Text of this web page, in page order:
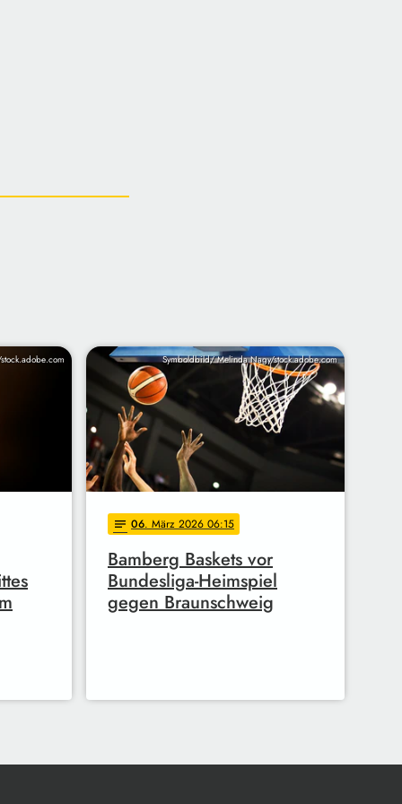
Symboldbild/ Melinda Nagy/stock.adobe.com
notes 06. März 2026 06:15
Bamberg Baskets vor
Bundesliga-Heimspiel
gegen Braunschweig